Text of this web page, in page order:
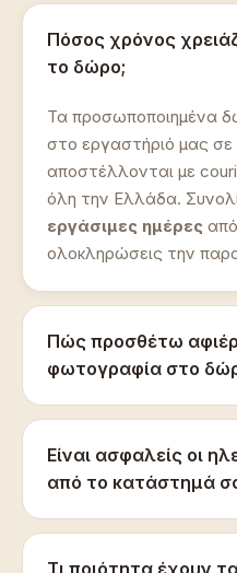
Πόσος χρόνος
το δώρο;
Τα προσωποποιημένα
στο εργαστήριό μας σε
αποστέλλονται με
όλη την Ελλάδα.
εργάσιμες ημέρες
ολοκληρώσεις την
Πώς προσθέτω
φωτογραφία στο
Είναι ασφαλείς οι
από το κατάστημά
Τι ποιότητα έχουν